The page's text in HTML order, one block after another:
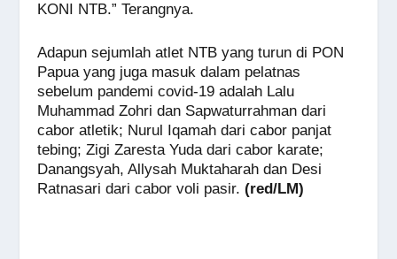
KONI NTB.” Terangnya.
Adapun sejumlah atlet NTB yang turun di PON
Papua yang juga masuk dalam pelatnas
sebelum pandemi covid-19 adalah Lalu
Muhammad Zohri dan Sapwaturrahman dari
cabor atletik; Nurul Iqamah dari cabor panjat
tebing; Zigi Zaresta Yuda dari cabor karate;
Danangsyah, Allysah Muktaharah dan Desi
Ratnasari dari cabor voli pasir.(red/LM)